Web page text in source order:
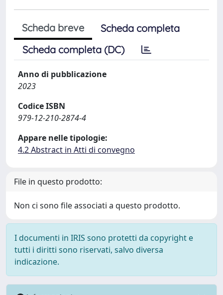
Scheda breve
Scheda completa
Scheda completa (DC)
Anno di pubblicazione
2023
Codice ISBN
979-12-210-2874-4
Appare nelle tipologie:
4.2 Abstract in Atti di convegno
File in questo prodotto:
Non ci sono file associati a questo prodotto.
I documenti in IRIS sono protetti da copyright e
tutti i diritti sono riservati, salvo diversa
indicazione.